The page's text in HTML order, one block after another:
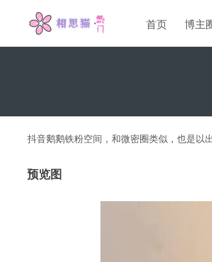
首页 博主
抖音鹅鹅铁粉空间，和微密圈类似，也是以
预览图